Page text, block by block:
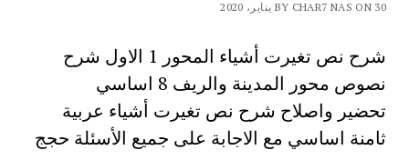
BY CHAR7 NAS ON 30 يناير، 2020
شرح نص تغيرت أشياء المحور 1 الاول شرح
نصوص محور المدينة والريف 8 اساسي
تحضير واصلاح شرح نص تغيرت أشياء عربية
ثامنة اساسي مع الاجابة على جميع الأسئلة حجج